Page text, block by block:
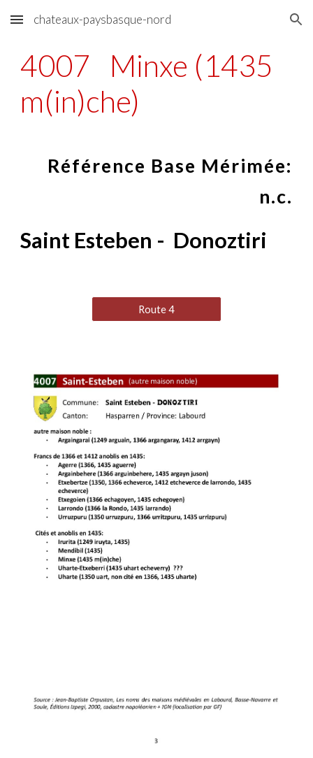
Skip to main content Skip to navigation
chateaux-paysbasque-nord
4007
Minxe (1435
m(in)che)
Référence Base Mérimée:
n.c.
Saint Esteben - Donoztiri
Route 4